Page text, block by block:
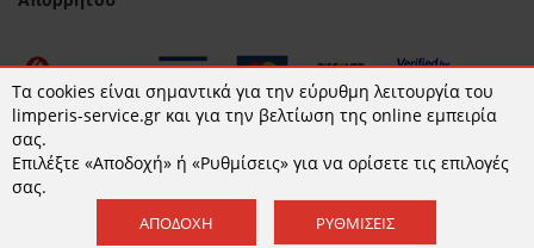
© 2026 limperis-service.gr | Κατασκευή ιστοσελίδων -
www.qualityweb.gr
Τα cookies είναι σημαντικά για την εύρυθμη λειτουργία του
limperis-service.gr και για την βελτίωση της online εμπειρία
σας.
Επιλέξτε «Αποδοχή» ή «Ρυθμίσεις» για να ορίσετε τις επιλογές
σας.
ΑΠΟΔΟΧΉ ΡΥΘΜΊΣΕΙΣ